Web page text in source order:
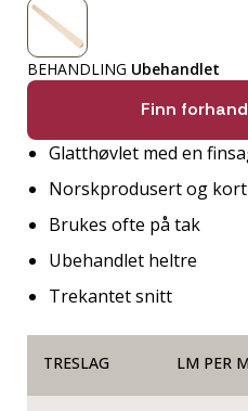
BEHANDLING Ubehandlet
Finn
Glatthøvlet med en
Norskprodusert og
Brukes ofte på tak
Ubehandlet heltre
Trekantet snitt
TRESLAG LM PER M